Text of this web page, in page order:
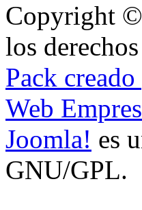
Copyright
los
Pack
Web
Joomla! es
GNU/GPL.